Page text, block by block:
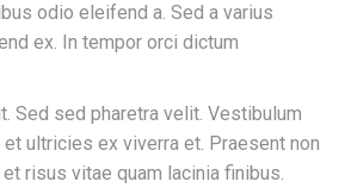
odio eleifend a. Sed a varius
ex. In tempor orci dictum
Sed sed pharetra velit. Vestibulum
ultricies ex viverra et. Praesent non
risus vitae quam lacinia finibus.